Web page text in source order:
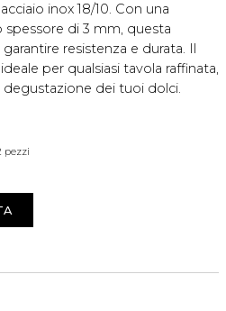
inox 18/10. Con una
spessore di 3 mm, questa
resistenza e durata. Il
per qualsiasi tavola raffinata,
dei tuoi dolci.
pezzi